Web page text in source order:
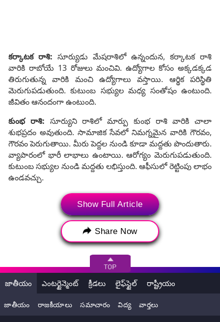
కర్కాటక రాశి: సూర్యుడు మేషరాశిలో ఉన్నందున, కర్కాటక రాశి
వారికి రాబోయే 13 రోజులు మంచివి. ఉద్యోగాల కోసం అక్కడక్కడ
తిరుగుతున్న వారికి మంచి ఉద్యోగాలు వస్తాయి. ఆర్థిక పరిస్థితి
మెరుగుపడుతుంది. కుటుంబ సభ్యుల మధ్య సంతోషం ఉంటుంది.
జీవితం ఆనందంగా ఉంటుంది.
కుంభ రాశి: సూర్యుని రాశిలో మార్పు కుంభ రాశి వారికి చాలా
శుభప్రదం అవుతుంది. సామాజిక సేవలో నిమగ్నమైన వారికి గౌరవం,
గౌరవం పెరుగుతాయి. మీరు పెద్దల నుండి కూడా మద్దతు పొందుతారు.
వ్యాపారంలో భారీ లాభాలు ఉంటాయి. ఆరోగ్యం మెరుగుపడుతుంది.
కుటుంబ సభ్యుల నుండి మద్దతు లభిస్తుంది. ఆఫీసులో రెట్టింపు లాభం
ఉండవచ్చు.
Show Full Article
Share Now
జాతీయం ఎంటర్టైన్మెంట్ క్రీడలు లైఫ్‌స్టైల్ రాష్ట్రీయం
జాతీయం రాజకీయాలు సమాచారం విద్య వార్తలు